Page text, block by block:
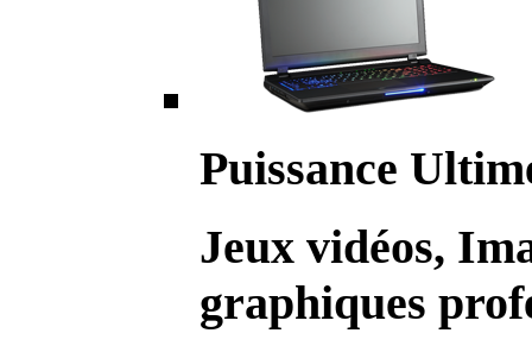
Puissance
Jeux vidéos,
graphiques